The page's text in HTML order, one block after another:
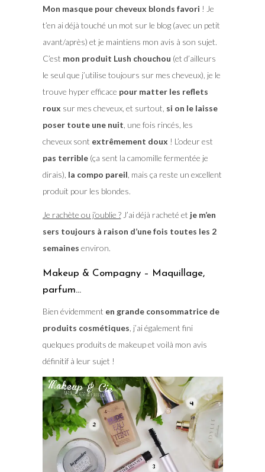
Mon masque pour cheveux blonds favori ! Je
t’en ai déjà touché un mot sur le blog (avec un petit
avant/après) et je maintiens mon avis à son sujet.
C’est mon produit Lush chouchou (et d’ailleurs
le seul que j’utilise toujours sur mes cheveux), je le
trouve hyper efficace pour matter les reflets
roux sur mes cheveux, et surtout, si on le laisse
poser toute une nuit , une fois rincés, les
cheveux sont extrêmement doux ! L’odeur est
pas terrible(ça sent la camomille fermentée je
dirais), la compo pareil , mais ça reste un excellent
produit pour les blondes.
Je rachète ou j’oublie ?J’ai déjà racheté et je m’en
sers toujours à raison d’une fois toutes les 2
semaines environ.
Makeup & Compagny – Maquillage,
parfum…
Bien évidemment en grande consommatrice de
produits cosmétiques , j’ai également fini
quelques produits de makeup et voilà mon avis
définitif à leur sujet !